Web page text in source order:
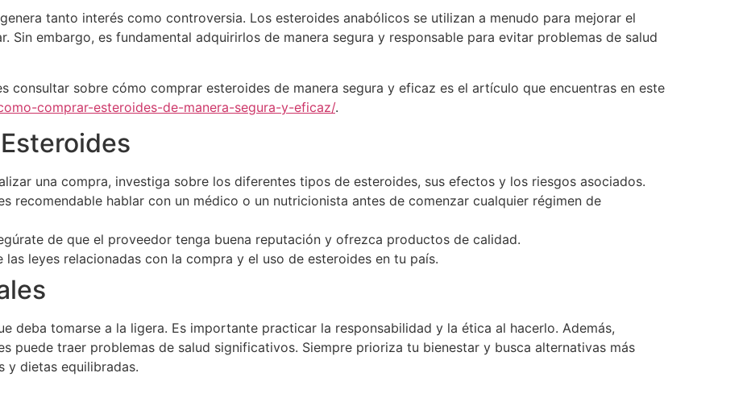
tanto interés como controversia. Los esteroides anabólicos se utilizan a menudo para mejorar el
Sin embargo, es fundamental adquirirlos de manera segura y responsable para evitar problemas de salud
consultar sobre cómo comprar esteroides de manera segura y eficaz es el artículo que encuentras en este
comprar-esteroides-de-manera-segura-y-eficaz/.
una compra, investiga sobre los diferentes tipos de esteroides, sus efectos y los riesgos asociados.
recomendable hablar con un médico o un nutricionista antes de comenzar cualquier régimen de
de que el proveedor tenga buena reputación y ofrezca productos de calidad.
las leyes relacionadas con la compra y el uso de esteroides en tu país.
deba tomarse a la ligera. Es importante practicar la responsabilidad y la ética al hacerlo. Además,
puede traer problemas de salud significativos. Siempre prioriza tu bienestar y busca alternativas más
y dietas equilibradas.